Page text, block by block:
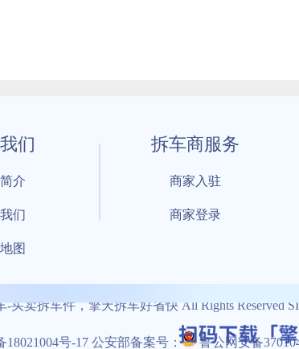
们
介
们
图
拆车商服务
商家入驻
商家登录
-买卖拆车件，擎天拆车好省快 All Rights Reserved
号-17 公安部备案号： 鲁公网安备